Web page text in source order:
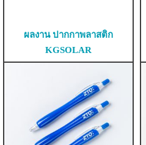
ผลงาน ปากกาพลาสติก
KGSOLAR